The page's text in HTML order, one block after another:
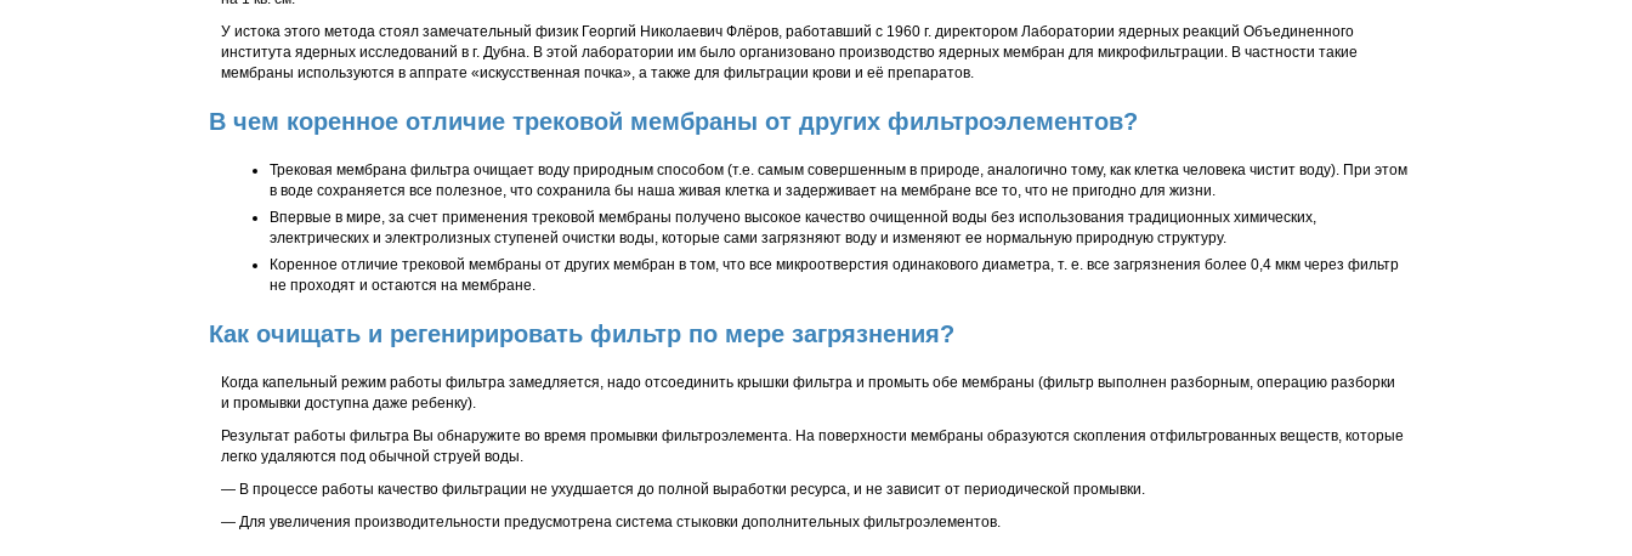
У истока этого метода стоял замечательный физик Георгий Николаевич Флёров, работавший с 1960 г. директором Лаборатории ядерных реакций Объединенного
института ядерных исследований в г. Дубна. В этой лаборатории им было организовано производство ядерных мембран для микрофильтрации. В частности такие
мембраны используются в аппрате «искусственная почка», а также для фильтрации крови и её препаратов.
В чем коренное отличие трековой мембраны от других фильтроэлементов?
Трековая мембрана фильтра очищает воду природным способом (т.е. самым совершенным в природе, аналогично тому, как клетка человека чистит воду). При этом
в воде сохраняется все полезное, что сохранила бы наша живая клетка и задерживает на мембране все то, что не пригодно для жизни.
Впервые в мире, за счет применения трековой мембраны получено высокое качество очищенной воды без использования традиционных химических,
электрических и электролизных ступеней очистки воды, которые сами загрязняют воду и изменяют ее нормальную природную структуру.
Коренное отличие трековой мембраны от других мембран в том, что все микроотверстия одинакового диаметра, т. е. все загрязнения более 0,4 мкм через фильтр
не проходят и остаются на мембране.
Как очищать и регенирировать фильтр по мере загрязнения?
Когда капельный режим работы фильтра замедляется, надо отсоединить крышки фильтра и промыть обе мембраны (фильтр выполнен разборным, операцию разборки
и промывки доступна даже ребенку).
Результат работы фильтра Вы обнаружите во время промывки фильтроэлемента. На поверхности мембраны образуются скопления отфильтрованных веществ, которые
легко удаляются под обычной струей воды.
— В процессе работы качество фильтрации не ухудшается до полной выработки ресурса, и не зависит от периодической промывки.
— Для увеличения производительности предусмотрена система стыковки дополнительных фильтроэлементов.